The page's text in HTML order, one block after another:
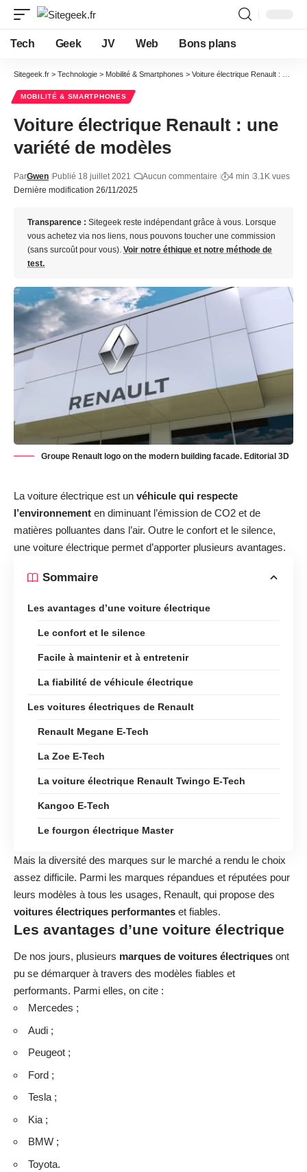
Tech Geek JV Web Bons plans
Sitegeek.fr > Technologie > Mobilité & Smartphones > Voiture électrique Renault : une variété de modèles
MOBILITÉ & SMARTPHONES
Voiture électrique Renault : une
variété de modèles
Dernière modification 26/11/2025
ParGwen Publié 18 juillet 2021 Aucun commentaire 4 min 3.1K vues
Transparence : Sitegeek reste indépendant grâce à vous. Lorsque
vous achetez via nos liens, nous pouvons toucher une commission
(sans surcoût pour vous). Voir notre éthique et notre méthode de
test.
Groupe Renault logo on the modern building facade. Editorial 3D
La voiture électrique est un véhicule qui respecte
l’environnement en diminuant l’émission de CO2 et de
matières polluantes dans l’air. Outre le confort et le silence,
une voiture électrique permet d’apporter plusieurs avantages.
Sommaire
Les avantages d’une voiture électrique
Le confort et le silence
Facile à maintenir et à entretenir
La fiabilité de véhicule électrique
Les voitures électriques de Renault
Renault Megane E-Tech
La Zoe E-Tech
La voiture électrique Renault Twingo E-Tech
Kangoo E-Tech
Le fourgon électrique Master
Mais la diversité des marques sur le marché a rendu le choix
assez difficile. Parmi les marques répandues et réputées pour
leurs modèles à tous les usages, Renault, qui propose des
voitures électriques performantes et fiables.
Les avantages d’une voiture électrique
De nos jours, plusieurs marques de voitures électriques ont
pu se démarquer à travers des modèles fiables et
performants. Parmi elles, on cite :
Mercedes ;
Audi ;
Peugeot ;
Ford ;
Tesla ;
Kia ;
BMW ;
Toyota.